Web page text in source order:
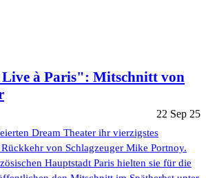
à Paris": Mitschnitt von
22 Sep 25
Dream Theater ihr vierzigstes
von Schlagzeuger Mike Portnoy.
Hauptstadt Paris hielten sie für die